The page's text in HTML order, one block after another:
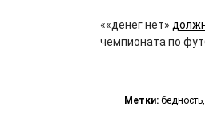
««денег нет»
чемпионата по
Метки: бедность,